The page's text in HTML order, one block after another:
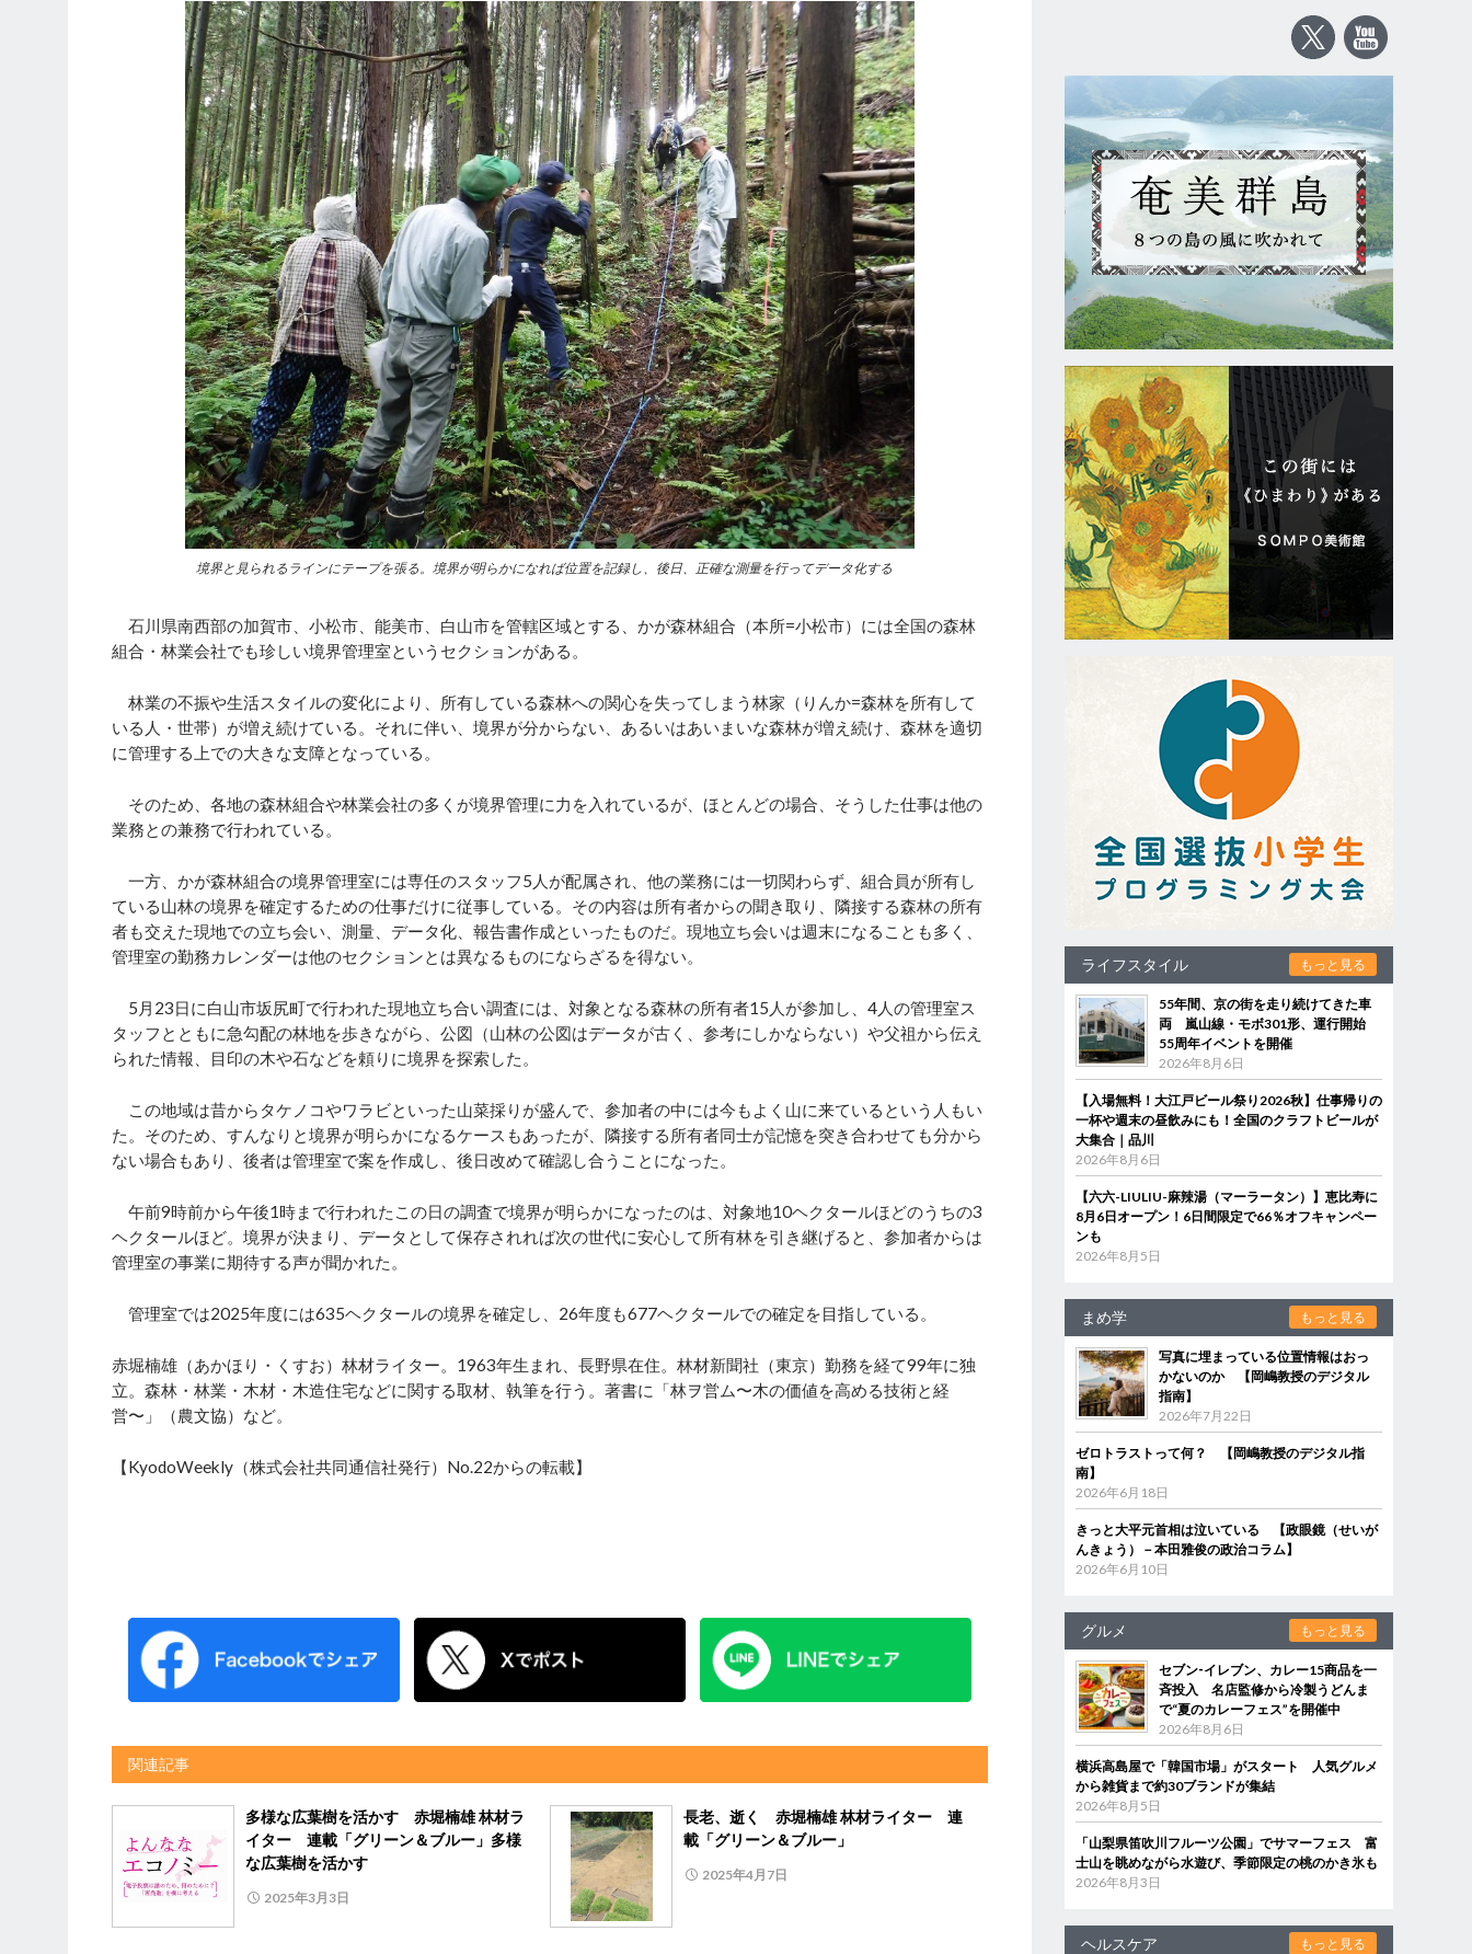
境界と見られるラインにテープを張る。境界が明らかになれば位置を記録し、後日、正確な測量を行ってデータ化する
石川県南西部の加賀市、小松市、能美市、白山市を管轄区域とする、かが森林組合（本所=小松市）には全国の森林
組合・林業会社でも珍しい境界管理室というセクションがある。
林業の不振や生活スタイルの変化により、所有している森林への関心を失ってしまう林家（りんか=森林を所有して
いる人・世帯）が増え続けている。それに伴い、境界が分からない、あるいはあいまいな森林が増え続け、森林を適切
に管理する上での大きな支障となっている。
そのため、各地の森林組合や林業会社の多くが境界管理に力を入れているが、ほとんどの場合、そうした仕事は他の
業務との兼務で行われている。
一方、かが森林組合の境界管理室には専任のスタッフ5人が配属され、他の業務には一切関わらず、組合員が所有し
ている山林の境界を確定するための仕事だけに従事している。その内容は所有者からの聞き取り、隣接する森林の所有
者も交えた現地での立ち会い、測量、データ化、報告書作成といったものだ。現地立ち会いは週末になることも多く、
管理室の勤務カレンダーは他のセクションとは異なるものにならざるを得ない。
5月23日に白山市坂尻町で行われた現地立ち合い調査には、対象となる森林の所有者15人が参加し、4人の管理室ス
タッフとともに急勾配の林地を歩きながら、公図（山林の公図はデータが古く、参考にしかならない）や父祖から伝え
られた情報、目印の木や石などを頼りに境界を探索した。
この地域は昔からタケノコやワラビといった山菜採りが盛んで、参加者の中には今もよく山に来ているという人もい
た。そのため、すんなりと境界が明らかになるケースもあったが、隣接する所有者同士が記憶を突き合わせても分から
ない場合もあり、後者は管理室で案を作成し、後日改めて確認し合うことになった。
午前9時前から午後1時まで行われたこの日の調査で境界が明らかになったのは、対象地10ヘクタールほどのうちの3
ヘクタールほど。境界が決まり、データとして保存されれば次の世代に安心して所有林を引き継げると、参加者からは
管理室の事業に期待する声が聞かれた。
管理室では2025年度には635ヘクタールの境界を確定し、26年度も677ヘクタールでの確定を目指している。
赤堀楠雄（あかほり・くすお）林材ライター。1963年生まれ、長野県在住。林材新聞社（東京）勤務を経て99年に独
立。森林・林業・木材・木造住宅などに関する取材、執筆を行う。著書に「林ヲ営ム〜木の価値を高める技術と経
営〜」（農文協）など。
【KyodoWeekly（株式会社共同通信社発行）No.22からの転載】
関連記事
多様な広葉樹を活かす 赤堀楠雄 林材ラ
イター 連載「グリーン＆ブルー」多様
な広葉樹を活かす
2025年3月3日
長老、逝く 赤堀楠雄 林材ライター 連
載「グリーン＆ブルー」
2025年4月7日
ライフスタイル もっと見る
55年間、京の街を走り続けてきた車
両 嵐山線・モボ301形、運行開始
55周年イベントを開催
2026年8月6日
【入場無料！大江戸ビール祭り2026秋】仕事帰りの
一杯や週末の昼飲みにも！全国のクラフトビールが
大集合｜品川
2026年8月6日
【六六-LIULIU-麻辣湯（マーラータン）】恵比寿に
8月6日オープン！6日間限定で66％オフキャンペー
ンも
2026年8月5日
まめ学 もっと見る
写真に埋まっている位置情報はおっ
かないのか 【岡嶋教授のデジタル
指南】
2026年7月22日
ゼロトラストって何？ 【岡嶋教授のデジタル指
南】
2026年6月18日
きっと大平元首相は泣いている 【政眼鏡（せいが
んきょう）－本田雅俊の政治コラム】
2026年6月10日
グルメ もっと見る
セブン‐イレブン、カレー15商品を一
斉投入 名店監修から冷製うどんま
で“夏のカレーフェス”を開催中
2026年8月6日
横浜高島屋で「韓国市場」がスタート 人気グルメ
から雑貨まで約30ブランドが集結
2026年8月5日
「山梨県笛吹川フルーツ公園」でサマーフェス 富
士山を眺めながら水遊び、季節限定の桃のかき氷も
2026年8月3日
ヘルスケア もっと見る